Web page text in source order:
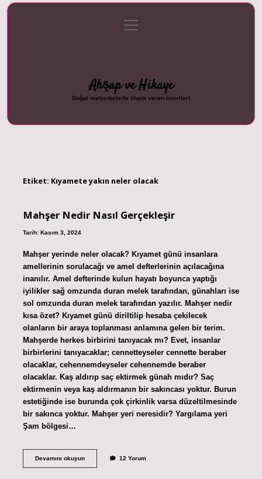
Gizlilik Politikası
menüyü
aç
Ahşap ve Hikaye
Doğal malzemelerle ilham veren öneriler!
Etiket: Kıyamete yakın neler olacak
Mahşer Nedir Nasıl Gerçekleşir
Tarih: Kasım 3, 2024
Mahşer yerinde neler olacak? Kıyamet günü insanlara
amellerinin sorulacağı ve amel defterlerinin açılacağına
inanılır. Amel defterinde kulun hayatı boyunca yaptığı
iyilikler sağ omzunda duran melek tarafından, günahları ise
sol omzunda duran melek tarafından yazılır. Mahşer nedir
kısa özet? Kıyamet günü diriltilip hesaba çekilecek
olanların bir araya toplanması anlamına gelen bir terim.
Mahşerde herkes birbirini tanıyacak mı? Evet, insanlar
birbirlerini tanıyacaklar; cennetteyseler cennette beraber
olacaklar, cehennemdeyseler cehennemde beraber
olacaklar. Kaş aldırıp saç ektirmek günah mıdır? Saç
ektirmenin veya kaş aldırmanın bir sakıncası yoktur. Burun
estetiğinde ise burunda çok çirkinlik varsa düzeltilmesinde
bir sakınca yoktur. Mahşer yeri neresidir? Yargılama yeri
Şam bölgesi…
Devamını okuyunMahşer
12 Yorum